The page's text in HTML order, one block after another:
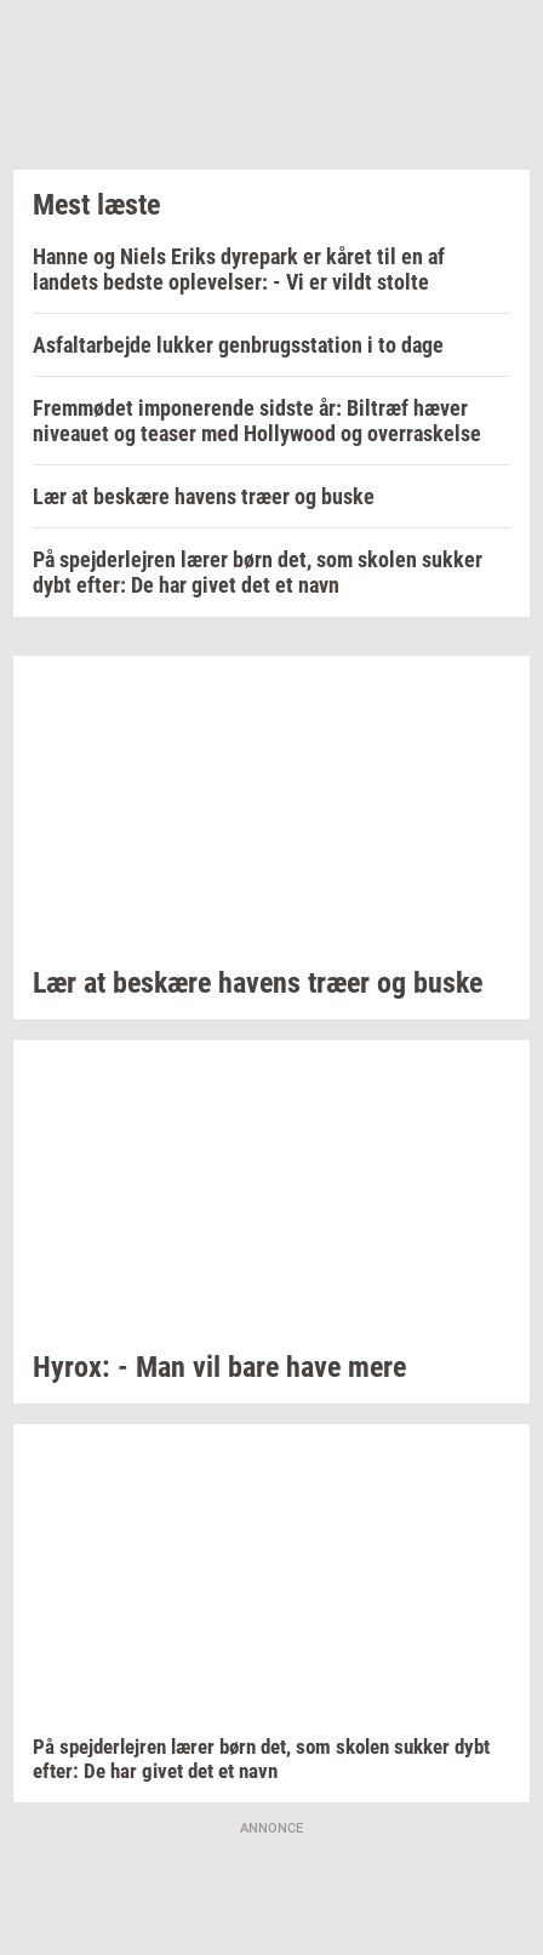
Mest læste
Hanne og Niels Eriks dyrepark er kåret til en af
landets bedste oplevelser: - Vi er vildt stolte
Asfaltarbejde lukker genbrugsstation i to dage
Fremmødet imponerende sidste år: Biltræf hæver
niveauet og teaser med Hollywood og overraskelse
Lær at beskære havens træer og buske
På spejderlejren lærer børn det, som skolen sukker
dybt efter: De har givet det et navn
Lær at be­skæ­re ha­vens træer og buske
Hyrox: - Man vil bare have mere
På spej­der­lej­ren lærer børn det, som sko­len suk­ker dybt
efter: De har givet det et navn
ANNONCE